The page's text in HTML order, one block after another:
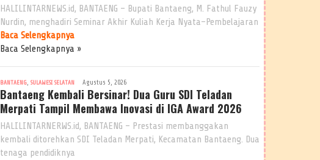
HALILINTARNEWS.id, BANTAENG – Bupati Bantaeng, M. Fathul Fauzy
Nurdin, menghadiri Seminar Akhir Kuliah Kerja Nyata–Pembelajaran
Baca Selengkapnya
Baca Selengkapnya »
BANTAENG, SULAWESI SELATAN Agustus 5, 2026
Bantaeng Kembali Bersinar! Dua Guru SDI Teladan
Merpati Tampil Membawa Inovasi di IGA Award 2026
HALILINTARNERWS.id, BANTAENG – Prestasi membanggakan
kembali ditorehkan SDI Teladan Merpati, Kecamatan Bantaeng. Dua
tenaga pendidiknya